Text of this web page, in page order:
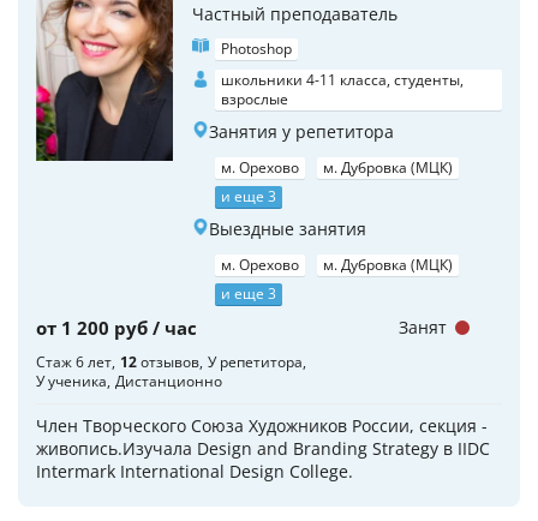
Частный преподаватель
Photoshop
школьники 4-11 класса, студенты,
взрослые
Занятия у репетитора
м. Орехово
м. Дубровка (МЦК)
и еще 3
Выездные занятия
м. Орехово
м. Дубровка (МЦК)
и еще 3
от 1 200 руб / час
Стаж 6 лет 12отзывов У репетитора
У ученика Дистанционно
Член Творческого Союза Художников России, секция -
живопись.Изучала Design and Branding Strategy в IIDC
Intermark International Design College.
Занят